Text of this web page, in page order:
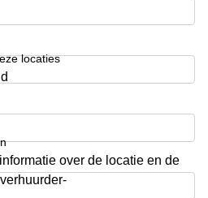
locaties
over de locatie en de